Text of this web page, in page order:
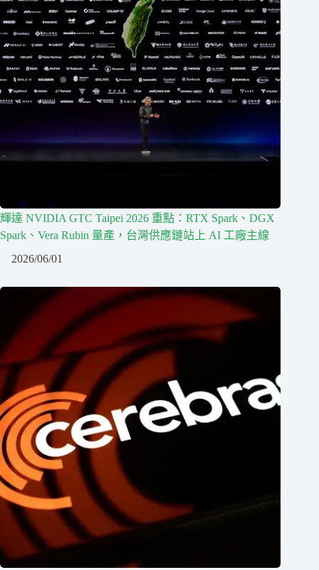
輝達 NVIDIA GTC Taipei 2026 重點：RTX Spark、DGX
Spark、Vera Rubin 量產，台灣供應鏈站上 AI 工廠主線
2026/06/01